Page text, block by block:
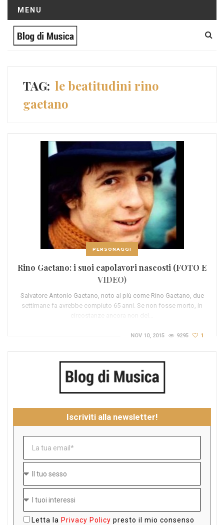
MENU
TAG: le beatitudini rino
gaetano
PERSONAGGI
Rino Gaetano: i suoi capolavori nascosti (FOTO E
VIDEO)
Salvatore Antonio Gaetano, noto ai più come Rino Gaetano, due
settimane fa avrebbe compiuto 65 anni. Se non fosse morto, in
circostanze ancora non del…
NOV 10, 2015 9295 1
Iscriviti alla newsletter!
Letta la Privacy Policy presto il mio consenso